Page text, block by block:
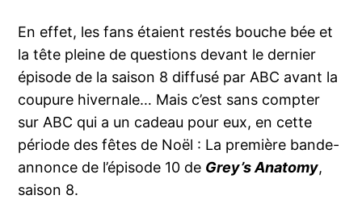
En effet, les fans étaient restés bouche bée et
la tête pleine de questions devant le dernier
épisode de la saison 8 diffusé par ABC avant la
coupure hivernale… Mais c’est sans compter
sur ABC qui a un cadeau pour eux, en cette
période des fêtes de Noël : La première bande-
annonce de l’épisode 10 de Grey’s Anatomy,
saison 8.